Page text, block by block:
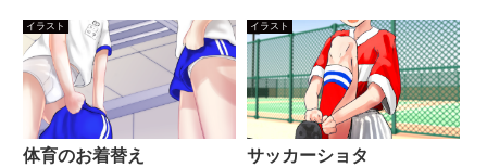
ョタの女装の下着は白ブリーフに
限ります。女の子パンツもそれは
それで趣がありますが、ショタと
いうより完全にオトコの娘の世
界...
きましたが、アナルセックスを描
いたことは1作品しかありません
でした。と言うのも単にエロ表現
が上手く描けないというのがあ...
イラスト
体育のお着替え
イラスト
サッカーショタ